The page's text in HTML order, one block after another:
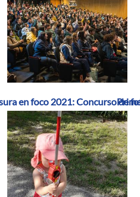
en foco 2021: Concurso de